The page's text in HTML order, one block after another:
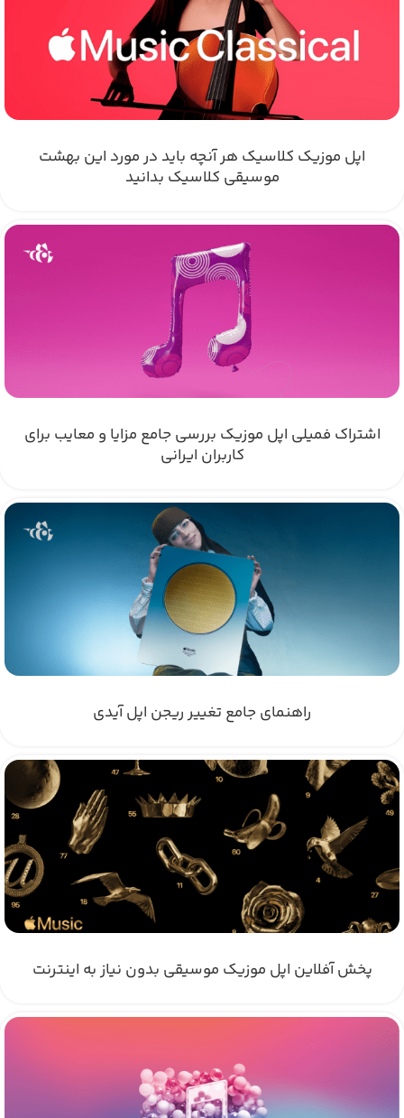
اپل موزیک کلاسیک هر آنچه باید در مورد این بهشت
موسیقی کلاسیک بدانید
اشتراک فمیلی اپل موزیک بررسی جامع مزایا و معایب برای
کاربران ایرانی
راهنمای جامع تغییر ریجن اپل آیدی
پخش آفلاین اپل موزیک موسیقی بدون نیاز به اینترنت